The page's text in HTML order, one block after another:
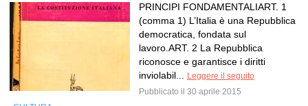
PRINCIPI FONDAMENTALIART. 1
(comma 1) L’Italia è una Repubblica
democratica, fondata sul
lavoro.ART. 2 La Repubblica
riconosce e garantisce i diritti
inviolabil...
Leggere il seguito
Pubblicato il 30 aprile 2015